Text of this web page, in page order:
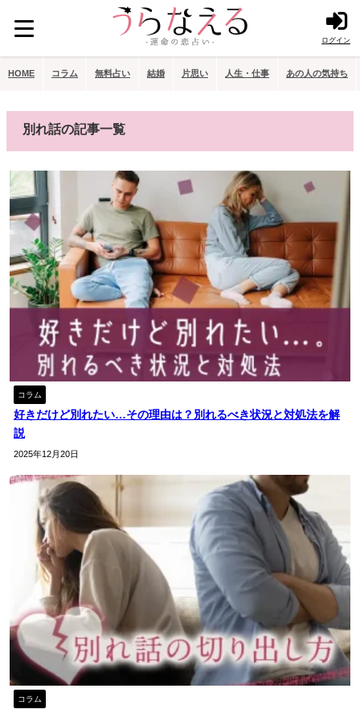
ログイン
HOME コラム 無料占い 結婚 片思い 人生・仕事 あの人の気持ち
別れ話の記事一覧
コラム
好きだけど別れたい…その理由は？別れるべき状況と対処法を解
説
2025年12月20日
コラム